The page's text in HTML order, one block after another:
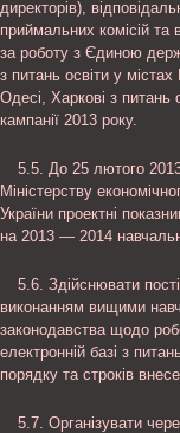
директорів),
приймальних комісій та
за роботу з Єдиною
з питань освіти у
Одесі, Харкові з питань
кампанії 2013 року.
5.5. До 25 лютого 2013
Міністерству
України проектні
на 2013 — 2014
5.6. Здійснювати
виконанням вищими
законодавства щодо
електронній базі з
порядку та строків
5.7. Організувати